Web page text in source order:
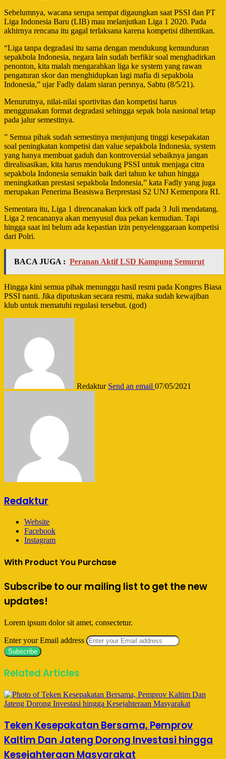
Sebelumnya, wacana serupa sempat digaungkan saat PSSI dan PT
Liga Indonesia Baru (LIB) mau melanjutkan Liga 1 2020. Pada
akhirnya rencana itu gagal terlaksana karena kompetisi dihentikan.
“Liga tanpa degradasi itu sama dengan mendukung kemunduran
sepakbola Indonesia, negara lain sudah berfikir soal menghadirkan
penonton, kita malah mengarahkan liga ke system yang rawan
pengaturan skor dan menghidupkan lagi mafia di sepakbola
Indonesia,” ujar Fadly dalam siaran persnya, Sabtu (8/5/21).
Menurutnya, nilai-nilai sportivitas dan kompetisi harus
menggunakan format degradasi sehingga sepak bola nasional tetap
pada jalur semestinya.
” Semua pihak sudah semestinya menjunjung tinggi kesepakatan
soal peningkatan kompetisi dan value sepakbola Indonesia, system
yang hanya membuat gaduh dan kontroversial sebaiknya jangan
direalisasikan, kita harus mendukung PSSI untuk menjaga citra
sepakbola Indonesia semakin baik dari tahun ke tahun hingga
meningkatkan prestasi sepakbola Indonesia,” kata Fadly yang juga
merupakan Penerima Beasiswa Berprestasi S2 UNJ Kemenpora RI.
Sementara itu, Liga 1 direncanakan kick off pada 3 Juli mendatang.
Liga 2 rencananya akan menyusul dua pekan kemudian. Tapi
hingga saat ini belum ada kepastian izin penyelenggaraan kompetisi
dari Polri.
BACA JUGA : Peranan Aktif LSD Kampung Semurut
Hingga kini semua pihak menunggu hasil resmi pada Kongres Biasa
PSSI nanti. Jika diputuskan secara resmi, maka sudah kewajiban
klub untuk mematuhi regulasi tersebut. (god)
Redaktur Send an email 07/05/2021
Redaktur
Website
Facebook
Instagram
With Product You Purchase
Subscribe to our mailing list to get the new
updates!
Lorem ipsum dolor sit amet, consectetur.
Enter your Email address
Related Articles
Teken Kesepakatan Bersama, Pemprov
Kaltim Dan Jateng Dorong Investasi hingga
Kesejahteraan Masyarakat